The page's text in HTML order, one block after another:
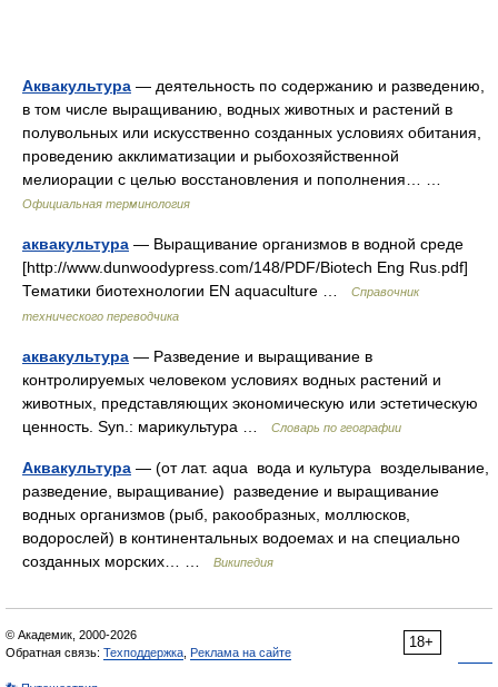
Аквакультура — деятельность по содержанию и разведению,
в том числе выращиванию, водных животных и растений в
полувольных или искусственно созданных условиях обитания,
проведению акклиматизации и рыбохозяйственной
мелиорации с целью восстановления и пополнения… …
Официальная терминология
аквакультура — Выращивание организмов в водной среде
[http://www.dunwoodypress.com/148/PDF/Biotech Eng Rus.pdf]
Тематики биотехнологии EN aquaculture …
Справочник
технического переводчика
аквакультура — Разведение и выращивание в
контролируемых человеком условиях водных растений и
животных, представляющих экономическую или эстетическую
ценность. Syn.: марикультура …
Словарь по географии
Аквакультура — (от лат. aqua вода и культура возделывание,
разведение, выращивание) разведение и выращивание
водных организмов (рыб, ракообразных, моллюсков,
водорослей) в континентальных водоемах и на специально
созданных морских… …
Википедия
18+
© Академик, 2000-2026
Обратная связь: Техподдержка Реклама на сайте